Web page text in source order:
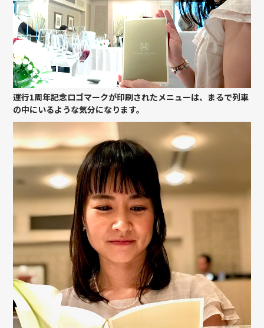
運行1周年記念ロゴマークが印刷されたメニューは、まるで列車
の中にいるような気分になります。